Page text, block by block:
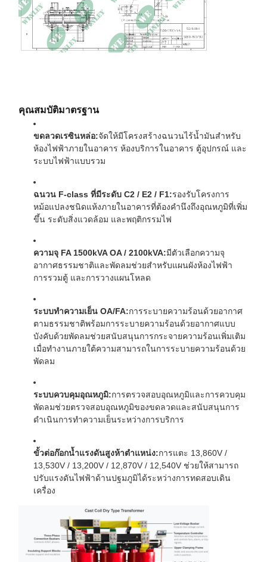
ไม่มีกระแสโหลด
ความต้านทาน 6.01% ที่ 120 ℃
คุณสมบัติมาตรฐาน
ขดลวดเรซินหล่อ:จัดให้มีโครงสร้างฉนวนไร้น้ำมันสำหรับ
ห้องไฟฟ้าภายในอาคาร ห้องบริการในอาคาร ตู้อุปกรณ์ และ
ระบบไฟฟ้าแบบรวม
ฉนวน F-class ที่มีระดับ C2 / E2 / F1:รองรับโครงการ
หม้อแปลงชนิดแห้งภายในอาคารที่ต้องคำนึงถึงอุณหภูมิที่เพิ่ม
ขึ้น ระดับสิ่งแวดล้อม และพฤติกรรมไฟ
ความจุ FA 1500kVA OA / 2100kVA:มีตัวเลือกความจุ
อากาศธรรมชาติและพัดลมช่วยสำหรับแผนผังห้องไฟฟ้า
การรวมตู้ และการวางแผนโหลด
ระบบทำความเย็น OA/FA:การระบายความร้อนด้วยอากาศ
ตามธรรมชาติพร้อมการระบายความร้อนด้วยอากาศแบบ
บังคับด้วยพัดลมช่วยสนับสนุนการกระจายความร้อนเพิ่มเติม
เมื่อทำงานภายใต้ความสามารถในการระบายความร้อนด้วย
พัดลม
ระบบควบคุมอุณหภูมิ:การตรวจสอบอุณหภูมิและการควบคุม
พัดลมช่วยตรวจสอบอุณหภูมิของขดลวดและสนับสนุนการ
ดำเนินการทำความเย็นระหว่างการบริการ
ขั้วต่อก๊อกน้ำแรงดันสูงห้าตำแหน่ง:การแตะ 13,860V /
13,530V / 13,200V / 12,870V / 12,540V ช่วยให้สามารถ
ปรับแรงดันไฟฟ้าด้านปฐมภูมิได้ระหว่างการทดสอบเดิน
เครื่อง